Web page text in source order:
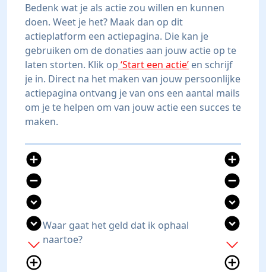
Bedenk wat je als actie zou willen en kunnen
doen. Weet je het? Maak dan op dit
actieplatform een actiepagina. Die kan je
gebruiken om de donaties aan jouw actie op te
laten storten. Klik op ‘Start een actie’ en schrijf
je in. Direct na het maken van jouw persoonlijke
actiepagina ontvang je van ons een aantal mails
om je te helpen om van jouw actie een succes te
maken.
add_circle
remove_circle
expand_circle_down
expand_circle_down
add
add_circle_outline
Waar gaat het geld dat ik ophaal
naartoe?
add_circle
remove_circle
expand_circle_down
expand_circle_down
add
add_circle_outline